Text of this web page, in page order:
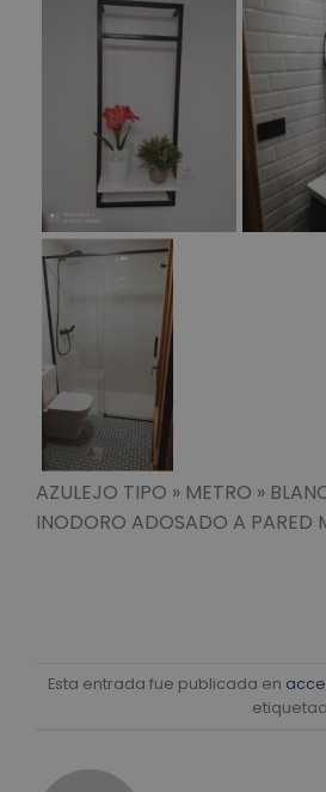
AZULEJO TIPO » METRO »
INODORO ADOSADO A PARED
Esta entrada fue publicada en